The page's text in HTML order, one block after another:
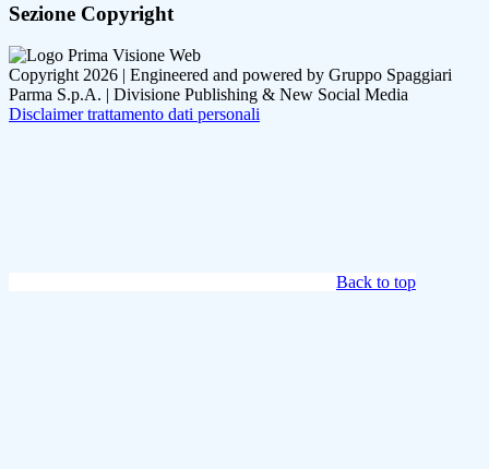
Sezione Copyright
Copyright 2026 | Engineered and powered by Gruppo Spaggiari
Parma S.p.A. | Divisione Publishing & New Social Media
Disclaimer trattamento dati personali
Back to top